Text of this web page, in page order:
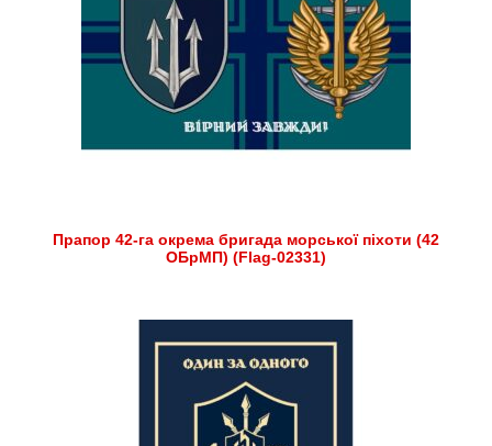
Прапор 42-га окрема бригада морської піхоти (42
ОБрМП) (Flag-02331)